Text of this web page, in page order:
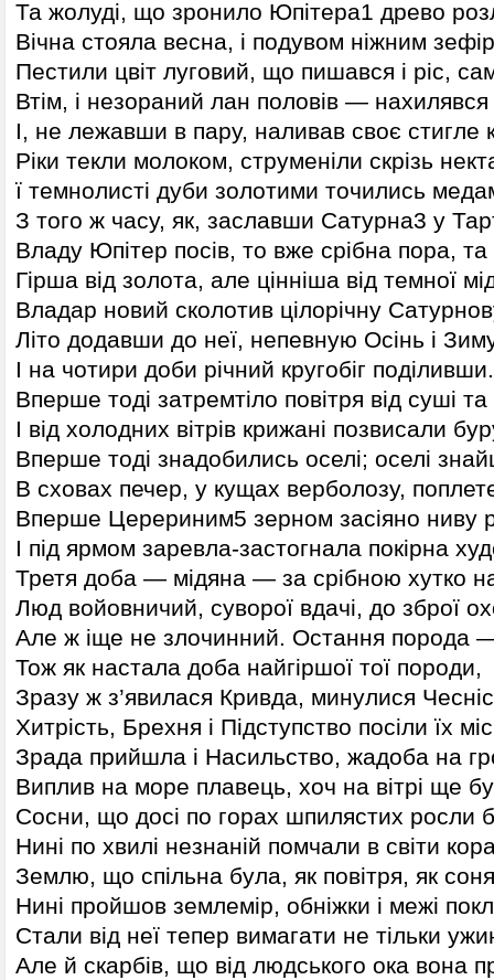
Та жолуді, що зронило Юпітера1 древо
Вічна стояла весна, і подувом ніжним
Пестили цвіт луговий, що пишався і ріс,
Втім, і незораний лан половів — нахилявся
І, не лежавши в пару, наливав своє стигле
Ріки текли молоком, струменіли скрізь
ї темнолисті дуби золотими точились
З того ж часу, як, заславши Сатурна3 у
Владу Юпітер посів, то вже срібна пора,
Гірша від золота, але цінніша від темної
Владар новий сколотив цілорічну
Літо додавши до неї, непевную Осінь і
І на чотири доби річний кругобіг поділивши.
Вперше тоді затремтіло повітря від суші
І від холодних вітрів крижані позвисали
Вперше тоді знадобились оселі; оселі
В сховах печер, у кущах верболозу,
Вперше Церериним5 зерном засіяно ниву
І під ярмом заревла-застогнала покірна
Третя доба — мідяна — за срібною хутко
Люд войовничий, суворої вдачі, до зброї
Але ж іще не злочинний. Остання порода
Тож як настала доба найгіршої тої породи,
Зразу ж з’явилася Кривда, минулися
Хитрість, Брехня і Підступство посіли їх
Зрада прийшла і Насильство, жадоба на
Виплив на море плавець, хоч на вітрі ще
Сосни, що досі по горах шпилястих росли
Нині по хвилі незнаній помчали в світи
Землю, що спільна була, як повітря, як
Нині пройшов землемір, обніжки і межі
Стали від неї тепер вимагати не тільки
Але й скарбів, що від людського ока вона